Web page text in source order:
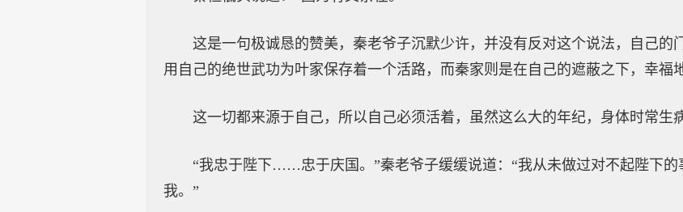
这是一句极诚恳的赞美，秦老爷子沉默少许，并没有反对这个说法，自己的
用自己的绝世武功为叶家保存着一个活路，而秦家则是在自己的遮蔽之下，幸福
这一切都来源于自己，所以自己必须活着，虽然这么大的年纪，身体时常生
“我忠于陛下……忠于庆国。”秦老爷子缓缓说道：“我从未做过对不起陛下
我。”